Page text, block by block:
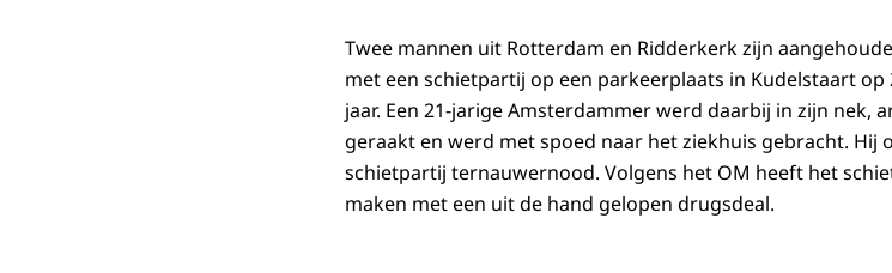
Twee mannen uit Rotterdam en Ridderkerk zijn
met een schietpartij op een parkeerplaats in Kudelstaart op
jaar. Een 21-jarige Amsterdammer werd daarbij in zijn nek,
geraakt en werd met spoed naar het ziekhuis gebracht. Hij
schietpartij ternauwernood. Volgens het OM heeft het
maken met een uit de hand gelopen drugsdeal.